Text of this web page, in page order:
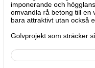
imponerande och
omvandla rå betong till en
bara attraktivt utan också
Golvprojekt som sträcker